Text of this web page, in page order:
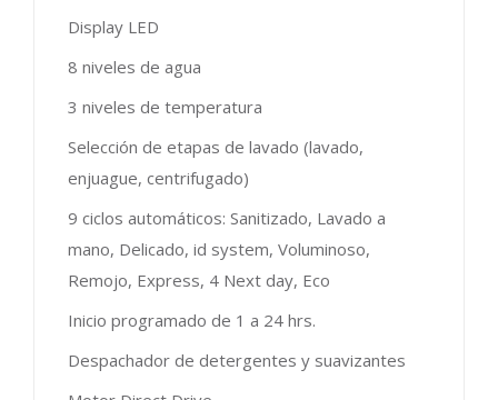
Display LED
8 niveles de agua
3 niveles de temperatura
Selección de etapas de lavado (lavado,
enjuague, centrifugado)
9 ciclos automáticos: Sanitizado, Lavado a
mano, Delicado, id system, Voluminoso,
Remojo, Express, 4 Next day, Eco
Inicio programado de 1 a 24 hrs.
Despachador de detergentes y suavizantes